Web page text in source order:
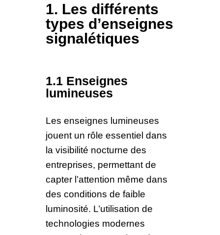
1. Les différents
types d’enseignes
signalétiques
1.1 Enseignes
lumineuses
Les enseignes lumineuses
jouent un rôle essentiel dans
la visibilité nocturne des
entreprises, permettant de
capter l’attention même dans
des conditions de faible
luminosité. L’utilisation de
technologies modernes